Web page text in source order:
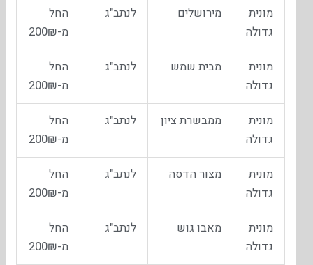
מונית
גדולה
מירושלים לנתב"ג
החל
מ-200₪
מונית
גדולה
מבית שמש לנתב"ג
החל
מ-200₪
מונית
גדולה
ממבשרת ציון לנתב"ג
החל
מ-200₪
מונית
גדולה
מצור הדסה לנתב"ג
החל
מ-200₪
מונית
גדולה
מאבו גוש לנתב"ג
החל
מ-200₪